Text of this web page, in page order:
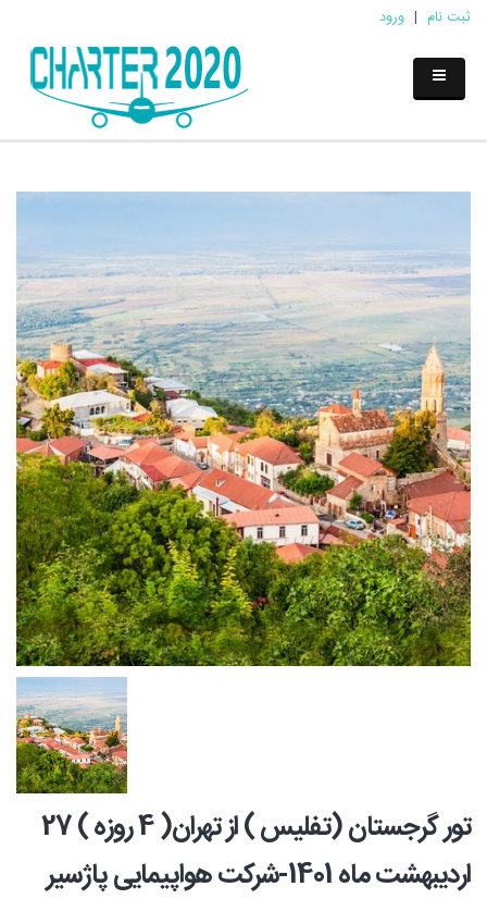
ثبت نام | ورود
تور گرجستان (تفلیس ) از تهران( 4 روزه ) 27
اردیبهشت ماه 1401-شرکت هواپیمایی پاژسیر